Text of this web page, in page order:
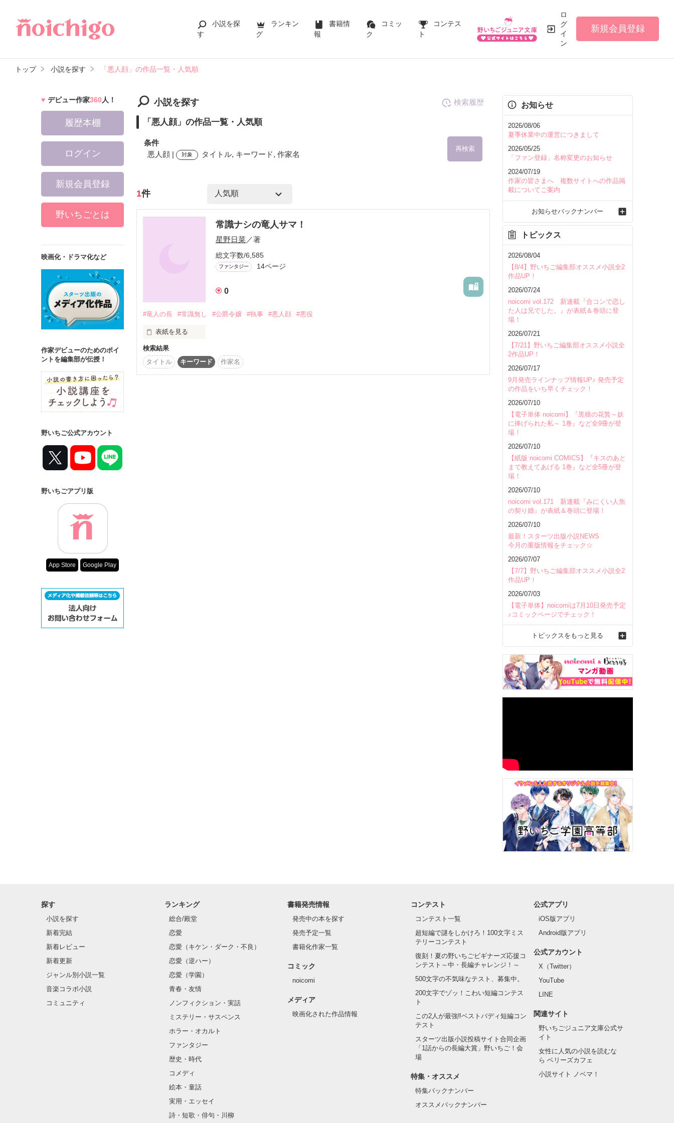
小説を探
す
ランキン
グ
書籍情
報
コミッ
ク
コンテス
ト
ロ
グ
イ
ン
新規会員登録
トップ 小説を探す 「悪人顔」の作品一覧・人気順
小説を探す
「悪人顔」の作品一覧・人気順
条件
悪人顔 |
対象 タイトル, キーワード, 作家名
再検索
を含む
タイトル
ジャンル
ステータス
検索履歴
1件
常識ナシの竜人サマ！
星野日菜／著
総文字数/6,585
ファンタジー 14ページ
0
#竜人の長 #常識無し #公爵令嬢 #執事 #悪人顔 #悪役
表紙を見る
公爵令嬢のフェニルはなんと竜人の長の元に嫁ぐことに！
けれどフェニルにとって竜人とは母親を殺した憎らしい者。
検索結果
タイトル
キーワード 作家名
デビュー作家360人！
履歴本棚
ログイン
新規会員登録
野いちごとは
映画化・ドラマ化など
作家デビューのためのポイ
ントを編集部が伝授！
野いちご公式アカウント
野いちごアプリ版
App Store Google Play
お知らせ
2026/08/06
夏季休業中の運営につきまして
2026/05/25
「ファン登録」名称変更のお知らせ
2024/07/19
作家の皆さまへ 複数サイトへの作品掲
載についてご案内
お知らせバックナンバー
トピックス
2026/08/04
【8/4】野いちご編集部オススメ小説全2
作品UP！
2026/07/24
noicomi vol.172 新連載『合コンで恋し
た人は兄でした。』が表紙＆巻頭に登
場！
2026/07/21
【7/21】野いちご編集部オススメ小説全
2作品UP！
2026/07/17
9月発売ラインナップ情報UP♪ 発売予定
の作品をいち早くチェック！
2026/07/10
【電子単体 noicomi】『黒狼の花贄～妖
に捧げられた私～ 1巻』など全9冊が登
場！
2026/07/10
【紙版 noicomi COMICS】『キスのあと
まで教えてあげる 1巻』など全5冊が登
場！
2026/07/10
noicomi vol.171 新連載『みにくい人魚
の契り婚』が表紙＆巻頭に登場！
2026/07/10
最新！スターツ出版小説NEWS
今月の重版情報をチェック☆
2026/07/07
【7/7】野いちご編集部オススメ小説全2
作品UP！
2026/07/03
【電子単体】noicomiは7月10日発売予定
♪コミックページでチェック！
トピックスをもっと見る
探す
小説を探す
新着完結
新着レビュー
新着更新
ジャンル別小説一覧
音楽コラボ小説
コミュニティ
ランキング
総合/殿堂
恋愛
恋愛（キケン・ダーク・不良）
恋愛（逆ハー）
恋愛（学園）
青春・友情
ノンフィクション・実話
ミステリー・サスペンス
ホラー・オカルト
ファンタジー
歴史・時代
コメディ
絵本・童話
実用・エッセイ
詩・短歌・俳句・川柳
書籍発売情報
発売中の本を探す
発売予定一覧
書籍化作家一覧
コミック
noicomi
メディア
映画化された作品情報
コンテスト
コンテスト一覧
超短編で謎をしかけろ！100文字ミス
テリーコンテスト
復刻！夏の野いちごビギナーズ応援コ
ンテスト～中・長編チャレンジ！～
500文字の不気味なテスト、募集中。
200文字でゾッ！こわい短編コンテス
ト
この2人が最強‼ベストバディ短編コン
テスト
スターツ出版小説投稿サイト合同企画
「1話からの長編大賞」野いちご！会
場
特集・オススメ
特集バックナンバー
オススメバックナンバー
公式アプリ
iOS版アプリ
Android版アプリ
公式アカウント
X（Twitter）
YouTube
LINE
関連サイト
野いちごジュニア文庫公式サ
イト
女性に人気の小説を読むな
ら ベリーズカフェ
小説サイト ノベマ！